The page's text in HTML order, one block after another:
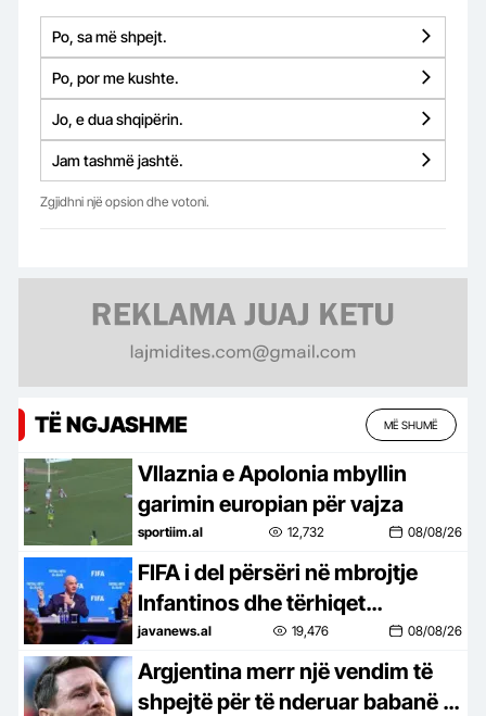
Po, sa më shpejt.
Po, por me kushte.
Jo, e dua shqipërin.
Jam tashmë jashtë.
Zgjidhni një opsion dhe votoni.
TË NGJASHME MË SHUMË
Vllaznia e Apolonia mbyllin
garimin europian për vajza
sportiim.al 12,732 08/08/26
FIFA i del përsëri në mbrojtje
Infantinos dhe tërhiqet
përfundimisht nga shitja e
aksioneve të Botërorit!
javanews.al 19,476 08/08/26
Argjentina merr një vendim të
shpejtë për të nderuar babanë e